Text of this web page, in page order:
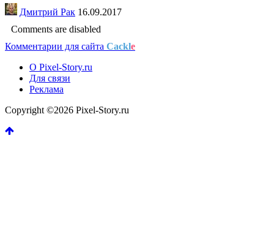
Дмитрий Рак 16.09.2017
Comments are disabled
Комментарии для сайта Cackle
О Pixel-Story.ru
Для связи
Реклама
Copyright ©2026 Pixel-Story.ru